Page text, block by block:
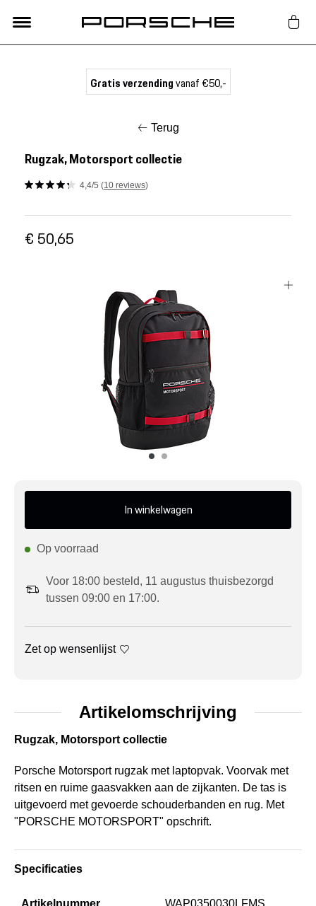
Nieuw
Acties
Porsche informatie
Gratis verzendingvanaf €50,-
Terug
Rugzak, Motorsport collectie
4,4/5 (10 reviews)
€ 50,65
In winkelwagen
Op voorraad
Voor 18:00 besteld, 11 augustus thuisbezorgd
tussen 09:00 en 17:00.
Zet op wensenlijst
Artikelomschrijving
Rugzak, Motorsport collectie
Porsche Motorsport rugzak met laptopvak. Voorvak met
ritsen en ruime gaasvakken aan de zijkanten. De tas is
uitgevoerd met gevoerde schouderbanden en rug. Met
"PORSCHE MOTORSPORT" opschrift.
Specificaties
Artikelnummer WAP0350030LFMS